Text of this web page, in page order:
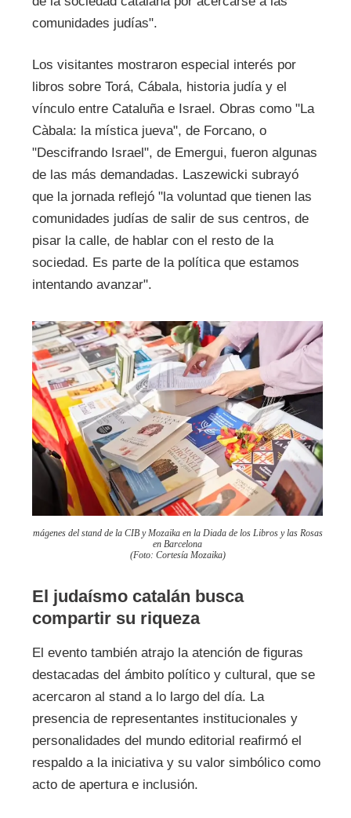
comunidades judías".
Los visitantes mostraron especial interés por
libros sobre Torá, Cábala, historia judía y el
vínculo entre Cataluña e Israel. Obras como "La
Càbala: la mística jueva", de Forcano, o
"Descifrando Israel", de Emergui, fueron algunas
de las más demandadas. Laszewicki subrayó
que la jornada reflejó "la voluntad que tienen las
comunidades judías de salir de sus centros, de
pisar la calle, de hablar con el resto de la
sociedad. Es parte de la política que estamos
intentando avanzar".
mágenes del stand de la CIB y Mozaika en la Diada de los Libros y las Rosas
en Barcelona
(Foto: Cortesía Mozaika)
El judaísmo catalán busca
compartir su riqueza
El evento también atrajo la atención de figuras
destacadas del ámbito político y cultural, que se
acercaron al stand a lo largo del día. La
presencia de representantes institucionales y
personalidades del mundo editorial reafirmó el
respaldo a la iniciativa y su valor simbólico como
acto de apertura e inclusión.